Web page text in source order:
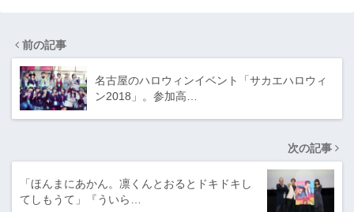
前の記事
名古屋のハロウィンイベント「サカエハロウィ
ン2018」。参加高…
次の記事
「ほんまにあかん。凛くんとおるとドキドキし
てしもうて」『ういら…